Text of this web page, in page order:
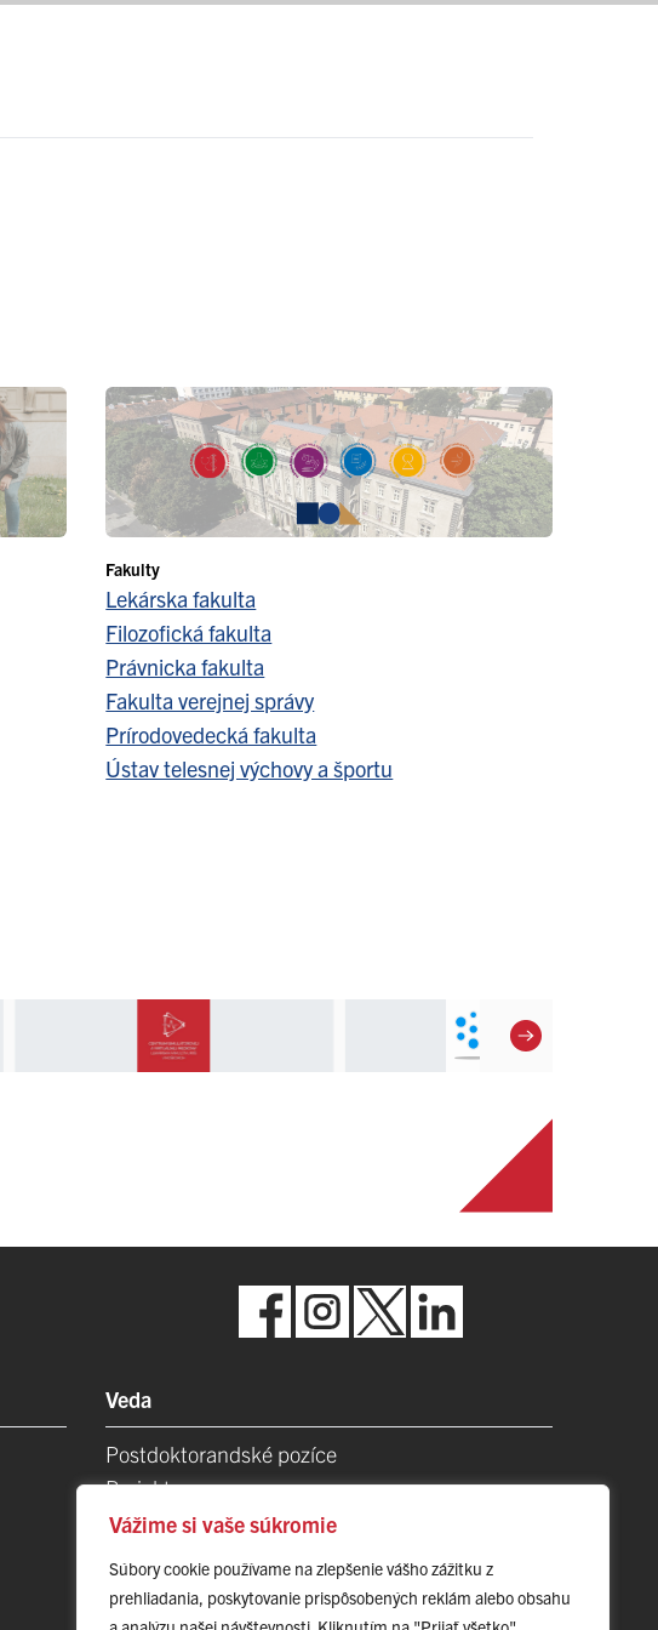
Vážime si vaše súkromie
Súbory cookie používame na zlepšenie vášho zážitku z
prehliadania, poskytovanie prispôsobených reklám alebo obsahu
Fakulty
Lekárska fakulta
Filozofická fakulta
Právnicka fakulta
Fakulta verejnej správy
Prírodovedecká fakulta
Ústav telesnej výchovy a športu
Veda
Postdoktorandské pozíce
Projekty
Špičkové tímy
Vedecké parky
Evidencia publikačnej činnosti